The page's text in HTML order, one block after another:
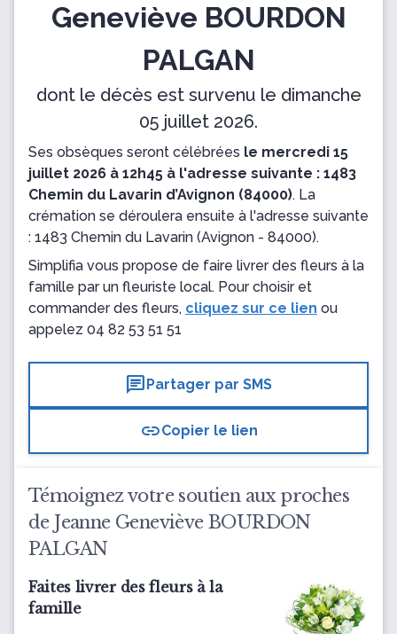
Geneviève BOURDON
PALGAN
dont le décès est survenu le dimanche
05 juillet 2026.
Ses obsèques seront célébrées le mercredi 15
juillet 2026 à 12h45 à l'adresse suivante : 1483
Chemin du Lavarin d’Avignon (84000). La
crémation se déroulera ensuite à l'adresse suivante
: 1483 Chemin du Lavarin (Avignon - 84000).
Simplifia vous propose de faire livrer des fleurs à la
famille par un fleuriste local. Pour choisir et
commander des fleurs, cliquez sur ce lien ou
appelez 04 82 53 51 51
chatPartager par SMS
linkCopier le lien
Témoignez votre soutien aux proches
de Jeanne Geneviève BOURDON
PALGAN
Faites livrer des fleurs à la
famille